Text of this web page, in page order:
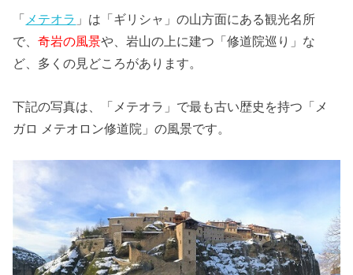
「 メテオラ 」は「ギリシャ」の山方面にある観光名所
で、奇岩の風景や、岩山の上に建つ「修道院巡り」な
ど、多くの見どころがあります。
下記の写真は、「メテオラ」で最も古い歴史を持つ「メ
ガロ メテオロン修道院」の風景です。